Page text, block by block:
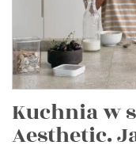
Kuchnia w
Aesthetic.